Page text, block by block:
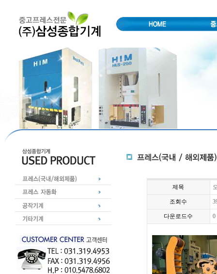
제목
조회수
다운로드수 0